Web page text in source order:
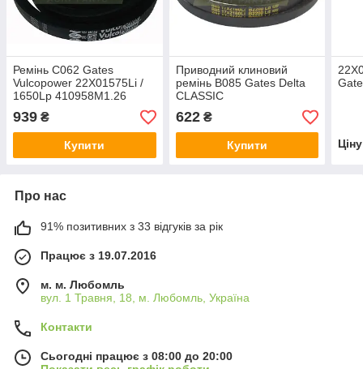
Ремінь C062 Gates
Vulcopower 22X01575Li /
1650Lp 410958M1.26
939 ₴
Купити
Приводний клиновий
ремінь B085 Gates Delta
CLASSIC
17X02160Li/2205Lp
621261M1.26
622₴
Купити
Про нас
91% позитивних з 33 відгуків за рік
Працює з 19.07.2016
м. м. Любомль
вул. 1 Травня, 18, м. Любомль, Україна
Контакти
Сьогодні працює з 08:00 до 20:00